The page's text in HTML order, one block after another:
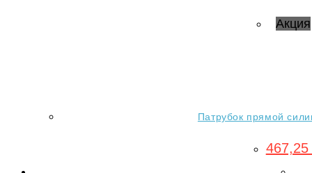
Акция
Патрубок прямой
467,25